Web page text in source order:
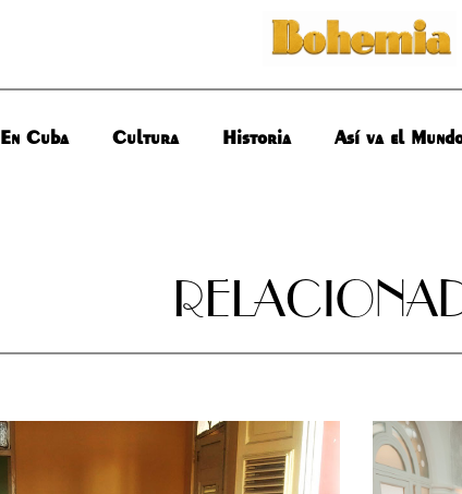
En Cuba Cultura Historia Así va el